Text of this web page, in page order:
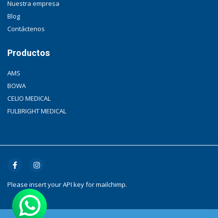
Nuestra empresa
Blog
Contáctenos
Productos
AMS
BOWA
CELIO MEDICAL
FULBRIGHT MEDICAL
Please insert your API key for mailchimp.